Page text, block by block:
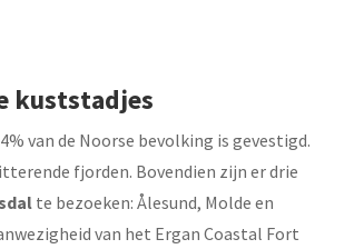
kuststadjes
van de Noorse bevolking is gevestigd.
fjorden. Bovendien zijn er drie
te bezoeken: Ålesund, Molde en
van het Ergan Coastal Fort